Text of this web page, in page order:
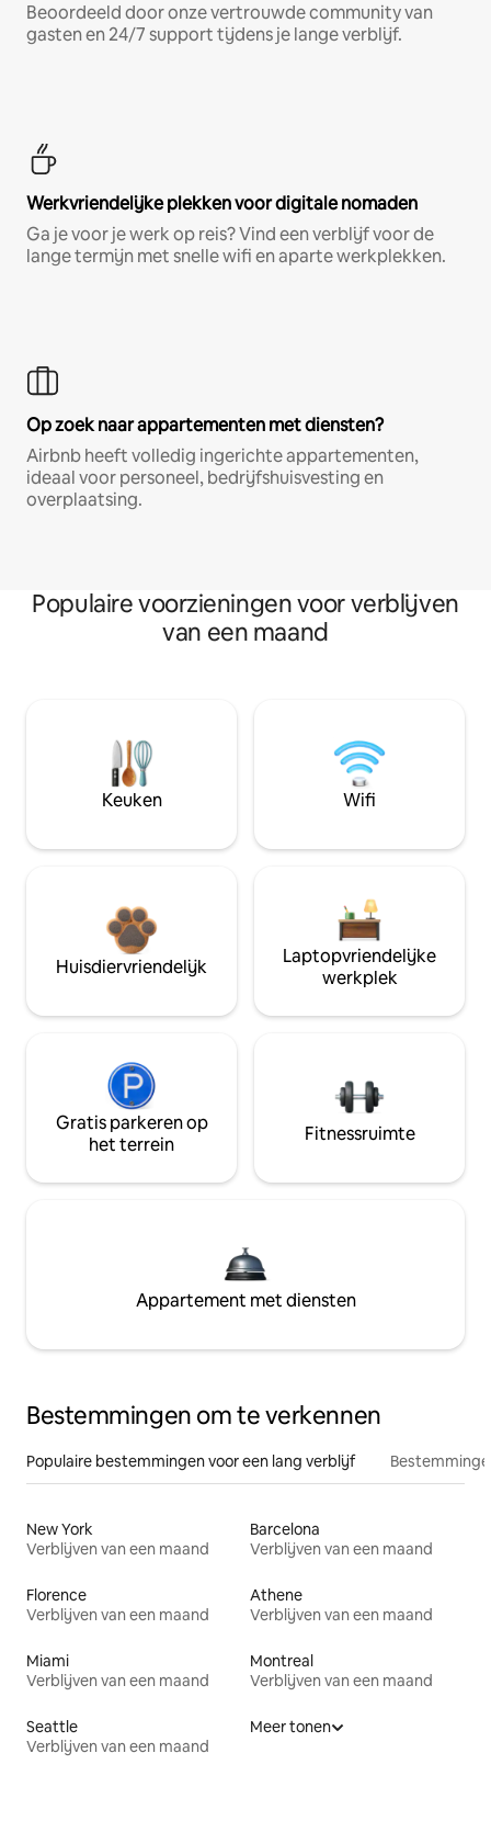
Beoordeeld door onze vertrouwde community van
gasten en 24/7 support tijdens je lange verblijf.
Werkvriendelijke plekken voor digitale nomaden
Ga je voor je werk op reis? Vind een verblijf voor de
lange termijn met snelle wifi en aparte werkplekken.
Op zoek naar appartementen met diensten?
Airbnb heeft volledig ingerichte appartementen,
ideaal voor personeel, bedrijfshuisvesting en
overplaatsing.
Populaire voorzieningen voor verblijven
van een maand
Keuken Wifi
Huisdiervriendelijk
Laptopvriendelijke
werkplek
Gratis parkeren op
het terrein
Fitnessruimte
Appartement met diensten
Bestemmingen om te verkennen
Populaire bestemmingen voor een lang verblijf
New York
Verblijven van een maand
Barcelona
Verblijven van een maand
Florence
Verblijven van een maand
Athene
Verblijven van een maand
Miami
Verblijven van een maand
Montreal
Verblijven van een maand
Seattle
Verblijven van een maand
Meer tonen